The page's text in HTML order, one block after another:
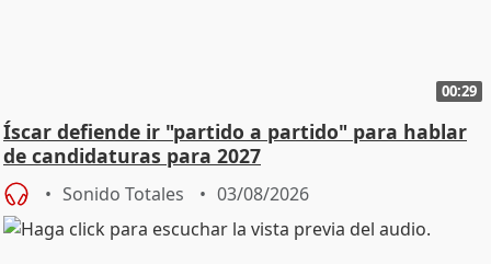
00:29
Íscar defiende ir "partido a partido" para hablar
de candidaturas para 2027
Sonido Totales 03/08/2026